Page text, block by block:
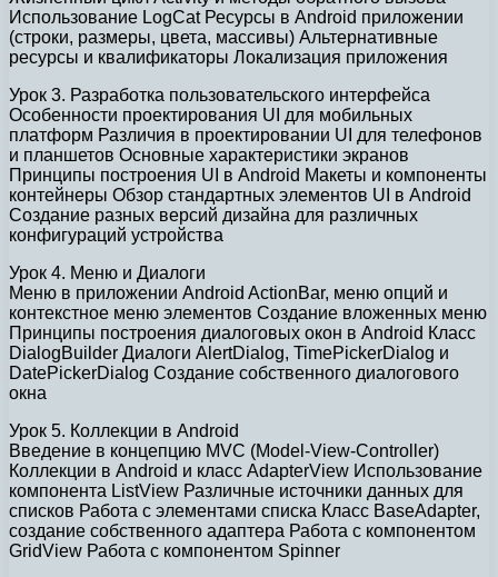
Использование LogCat Ресурсы в Android приложении
(cтроки, размеры, цвета, массивы) Альтернативные
ресурсы и квалификаторы Локализация приложения
Урок 3. Разработка пользовательского интерфейса
Особенности проектирования UI для мобильных
платформ Различия в проектировании UI для телефонов
и планшетов Основные характеристики экранов
Принципы построения UI в Android Макеты и компоненты
контейнеры Обзор стандартных элементов UI в Android
Создание разных версий дизайна для различных
конфигураций устройства
Урок 4. Меню и Диалоги
Меню в приложении Android ActionBar, меню опций и
контекстное меню элементов Создание вложенных меню
Принципы построения диалоговых окон в Android Класс
DialogBuilder Диалоги AlertDialog, TimePickerDialog и
DatePickerDialog Создание собственного диалогового
окна
Урок 5. Коллекции в Android
Введение в концепцию MVC (Model-View-Controller)
Коллекции в Android и класс AdapterView Использование
компонента ListView Различные источники данных для
списков Работа с элементами списка Класс BaseAdapter,
создание собственного адаптера Работа с компонентом
GridView Работа с компонентом Spinner